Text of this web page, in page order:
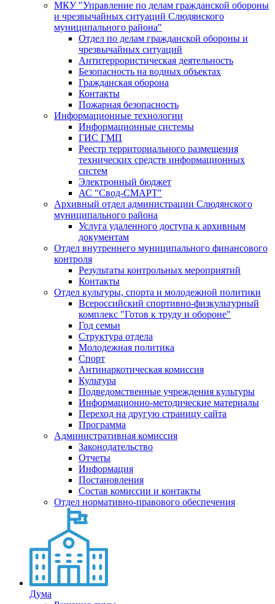
МКУ "Управление по делам гражданской обороны
и чрезвычайных ситуаций Слюдянского
муниципального района"
Отдел по делам гражданской обороны и
чрезвычайных ситуаций
Антитеррористическая деятельность
Безопасность на водных объектах
Гражданская оборона
Контакты
Пожарная безопасность
Информационные технологии
Информационные системы
ГИС ГМП
Реестр территориального размещения
технических средств информационных
систем
Электронный бюджет
АС "Свод-СМАРТ"
Архивный отдел администрации Слюдянского
муниципального района
Услуга удаленного доступа к архивным
документам
Отдел внутреннего муниципального финансового
контроля
Результаты контрольных мероприятий
Контакты
Отдел культуры, спорта и молодежной политики
Всероссийский спортивно-физкультурный
комплекс "Готов к труду и обороне"
Год семьи
Структура отдела
Молодежная политика
Спорт
Антинаркотическая комиссия
Культура
Подведомственные учреждения культуры
Информационно-методические материалы
Переход на другую страницу сайта
Программа
Административная комиссия
Законодательство
Отчеты
Информация
Постановления
Состав комиссии и контакты
Отдел нормативно-правового обеспечения
Дума